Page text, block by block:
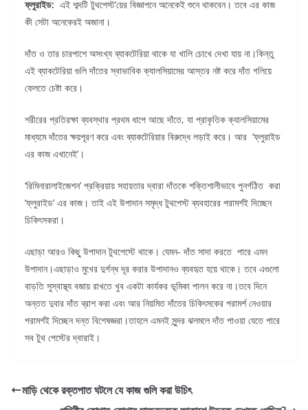
ফ্লুরাইড: এই শব্দটি টুথপেস্ট’য়ের বিজ্ঞাপনে অনেকেই শুনে থাকবেন। তবে এর কাজ
কী সেটা অনেকেরই অজানা।
দাঁত ও তার চারপাশে অসংখ্য ব্যাকটেরিয়া থাকে যা খালি চোখে দেখা যায় না।কিন্তু
এই ব্যাকটেরিয়া গুলি দাঁতের স্বাভাবিক ক্যালসিয়ামের আস্তর নষ্ট করে দাঁত গলিয়ে
ফেলতে চেষ্টা করে।
শরীরের প্রতিরক্ষা ব্যবস্থার প্রথম ধাপে আছে দাঁতে, যা প্রাকৃতিক ক্যালসিয়ামের
মাধ্যমে দাঁতের ক্ষয়পূরণ করে এবং ব্যাকটেরিয়ার বিরুদ্ধে লড়াই করে। আর ‘ফ্লুরাইড
এর কাজ এখানেই’।
‘রিমিনারালাইজেশন’ প্রক্রিয়ায় সহায়তার দ্বারা দাঁতকে শক্তিশালীভাবে পুনর্গঠিত করা
‘ফ্লুরাইড’ এর কাজ। তাই এই উপাদান সমৃদ্ধ টুথপেস্ট ব্যবহারের পরামর্শই দিচ্ছেন
চিকিৎসকরা।
এছাড়া আরও কিছু উপাদান টুথপেস্টে থাকে। যেমন- দাঁত সাদা করতে পারে এমন
উপাদান।এছাড়াও মুখের দুর্গন্ধ দূর করার উপাদানও ব্যবহৃত হয়ে থাকে। তবে এগুলো
বাড়তি সুস্বাস্থ্য বজায় রাখতে খুব একটা কার্যকর ভূমিকা পালন করে না।তবে দিনে
অন্তত দুবার দাঁত ব্রাশ করা এবং আর নিয়মিত দাঁতের চিকিৎসকের পরামর্শ নেওয়ার
পরামর্শই দিচ্ছেন দন্ত বিশেষজ্ঞরা।তাহলে এমনই সুন্দর ঝলমলে দাঁত পাওয়া যেতে পারে
সব টুথ পেস্টের দ্বারাই।
মাড়ি থেকে রক্তপাত ঘটলে যে কাজ গুলি করা উচিৎ